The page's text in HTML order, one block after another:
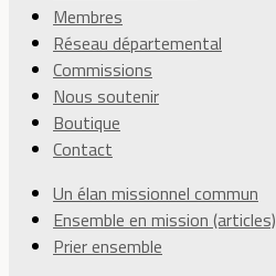
Membres
Réseau départemental
Commissions
Nous soutenir
Boutique
Contact
Un élan missionnel commun
Ensemble en mission (articles)
Prier ensemble